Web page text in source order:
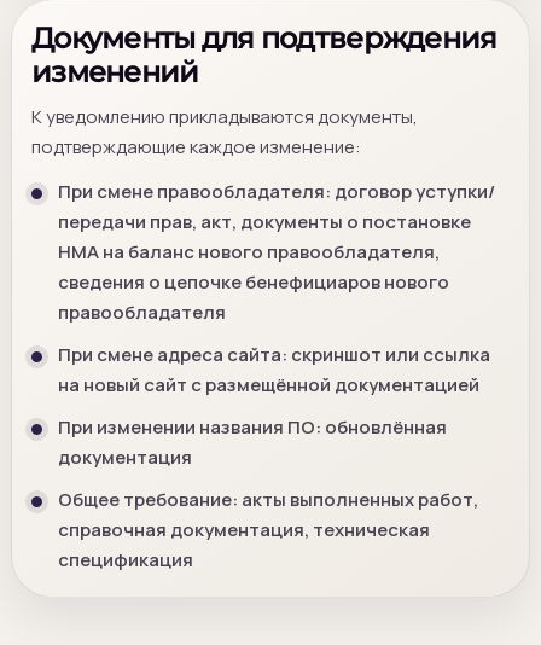
Документы для подтверждения
изменений
К уведомлению прикладываются документы,
подтверждающие каждое изменение:
При смене правообладателя: договор уступки/
передачи прав, акт, документы о постановке
НМА на баланс нового правообладателя,
сведения о цепочке бенефициаров нового
правообладателя
При смене адреса сайта: скриншот или ссылка
на новый сайт с размещённой документацией
При изменении названия ПО: обновлённая
документация
Общее требование: акты выполненных работ,
справочная документация, техническая
спецификация